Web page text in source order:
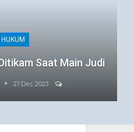
HUKUM
Saat Main Judi
27 Dec 2023